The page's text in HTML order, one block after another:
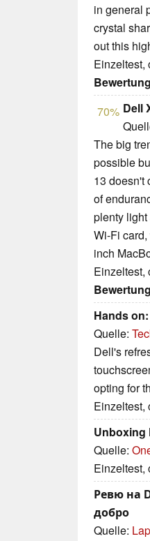
in general
crystal
out this
Einzeltest,
70% Dell
The big
possible
13 doesn't
of
plenty
Wi-Fi
inch
Einzeltest,
Hands
Quelle:
Dell's
opting for
Einzeltest,
Unboxing
Quelle:
Einzeltest,
Ревю на
добро
Quelle: